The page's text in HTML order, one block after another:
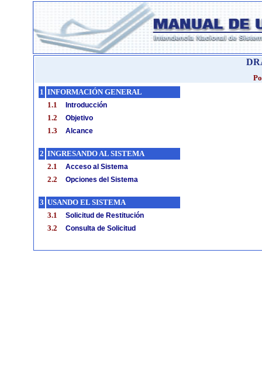
1 INFORMACIÓN GENERAL
1.1
Introducción
1.2 Objetivo
1.3 Alcance
2 INGRESANDO AL SISTEMA
2.1
Acceso al Sistema
2.2 Opciones del Sistema
3 USANDO EL SISTEMA
3.1
Solicitud de Restitución
3.2 Consulta de Solicitud